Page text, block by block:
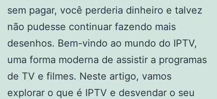
sem pagar, você perderia dinheiro e talvez
não pudesse continuar fazendo mais
desenhos. Bem-vindo ao mundo do IPTV,
uma forma moderna de assistir a programas
de TV e filmes. Neste artigo, vamos
explorar o que é IPTV e desvendar o seu